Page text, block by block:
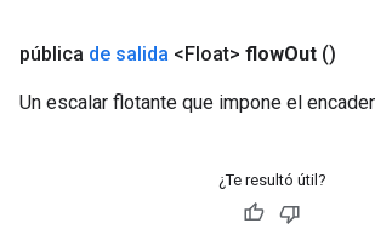
pública de salida <Float> flowOut ()
Un escalar flotante que impone el
¿Te resultó útil?